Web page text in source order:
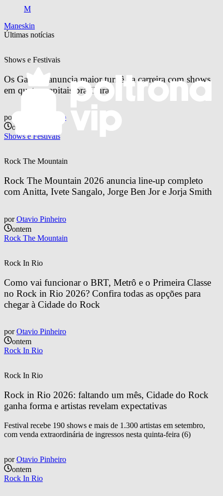
M
Maneskin
Últimas notícias
Shows e Festivais
Os Garotin anuncia maior turnê da carreira com shows
em quatro capitais brasileiras
por
Otavio Pinheiro
ontem
Shows e Festivais
Rock The Mountain
Rock The Mountain 2026 anuncia line-up completo
com Anitta, Ivete Sangalo, Jorge Ben Jor e Jorja Smith
por Otavio Pinheiro
ontem
Rock The Mountain
Rock In Rio
Como vai funcionar o BRT, Metrô e o Primeira Classe
no Rock in Rio 2026? Confira todas as opções para
chegar à Cidade do Rock
por Otavio Pinheiro
ontem
Rock In Rio
Rock In Rio
Rock in Rio 2026: faltando um mês, Cidade do Rock
ganha forma e artistas revelam expectativas
Festival recebe 190 shows e mais de 1.300 artistas em setembro,
com venda extraordinária de ingressos nesta quinta-feira (6)
por Otavio Pinheiro
ontem
Rock In Rio